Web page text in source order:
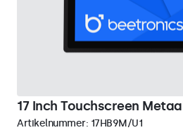
17 Inch Touchscreen
Artikelnummer: 17HB9M/U1